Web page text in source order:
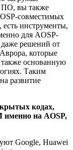
ПО, вы также
совместимых
инструменты,
для AOSP-
решений от
которые
основанную
Таким
развитие
кодах,
на AOSP,
Google, Huawei